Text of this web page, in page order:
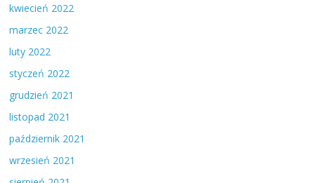
kwiecień 2022
marzec 2022
luty 2022
styczeń 2022
grudzień 2021
listopad 2021
październik 2021
wrzesień 2021